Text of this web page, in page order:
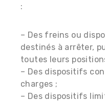
:
– Des freins ou
destinés à arrêter,
toutes leurs
– Des dispositifs
charges ;
– Des dispositifs